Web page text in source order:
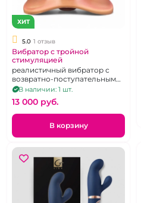
ХИТ
5.0 1 отзыв
Вибратор с тройной
стимуляцией
реалистичный вибратор с
возвратно-поступательными
движениями, двумя
дополнительными
стимулирующими зонами и
подогревом на д/у пульте, 9
режимов вибрации, 3 режима
фрикций
В наличии: 1 шт.
13 000 pуб.
В корзину